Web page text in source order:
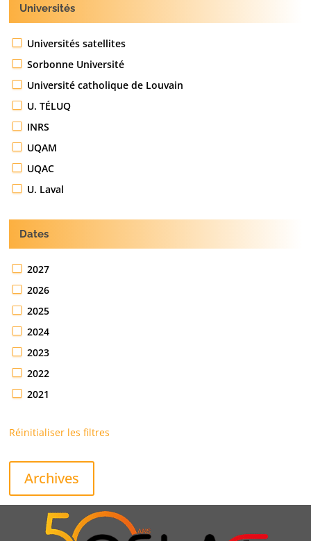
Universités
Universités satellites
Sorbonne Université
Université catholique de Louvain
U. TÉLUQ
INRS
UQAM
UQAC
U. Laval
Dates
2027
2026
2025
2024
2023
2022
2021
Réinitialiser les filtres
Archives